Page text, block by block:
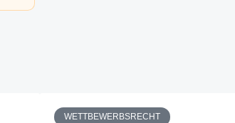
WETTBEWERBSRECHT